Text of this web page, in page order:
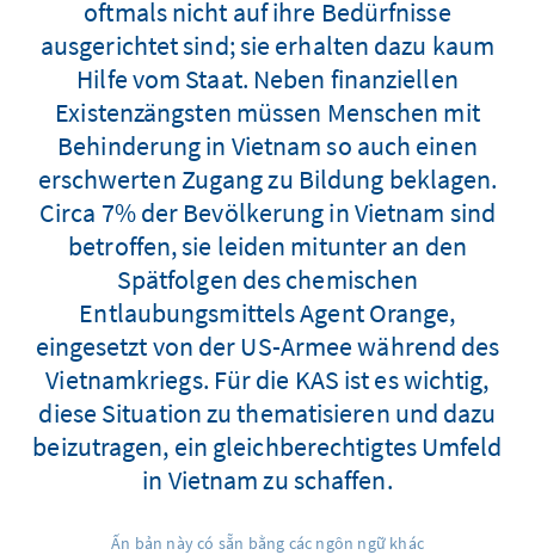
oftmals nicht auf ihre Bedürfnisse
ausgerichtet sind; sie erhalten dazu kaum
Hilfe vom Staat. Neben finanziellen
Existenzängsten müssen Menschen mit
Behinderung in Vietnam so auch einen
erschwerten Zugang zu Bildung beklagen.
Circa 7% der Bevölkerung in Vietnam sind
betroffen, sie leiden mitunter an den
Spätfolgen des chemischen
Entlaubungsmittels Agent Orange,
eingesetzt von der US-Armee während des
Vietnamkriegs. Für die KAS ist es wichtig,
diese Situation zu thematisieren und dazu
beizutragen, ein gleichberechtigtes Umfeld
in Vietnam zu schaffen.
Ấn bản này có sẵn bằng các ngôn ngữ khác